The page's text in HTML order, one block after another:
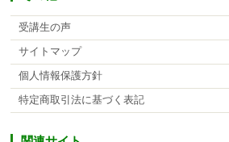
受講生の声
サイトマップ
個人情報保護方針
特定商取引法に基づく表記